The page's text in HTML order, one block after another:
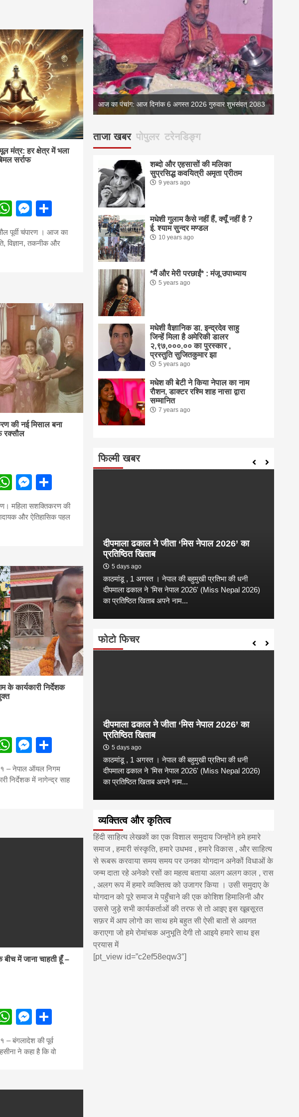
मंत्र: हर क्षेत्र में भला
सर्राफ
WhatsApp
Messenger
पूर्वी चंपारण । आज का
विज्ञान, तकनीक और
की नई मिसाल बना
रक्सौल
WhatsApp
Messenger
महिला सशक्तिकरण की
और ऐतिहासिक पहल
के कार्यकारी निर्देशक
WhatsApp
Messenger
– नेपाल ऑयल निगम
निर्देशक में नागेन्द्र साह
में जाना चाहती हूँ –
WhatsApp
Messenger
– बंगलादेश की पूर्व
ने कहा है कि वो
2026 गुरुवार शुभसंवत् 2083 आज का पंचांग: आज दिनांक 5 अगस्त 2026 बुधवार शुभसंवत् 2083
ताजा खबर पोपुलर टरेनडिङ्ग
शब्दो और एहसासों की मलिका
सुप्रसिद्ध कवयित्री अमृता प्रीतम
9 years ago
मधेशी गुलाम कैसे नहीं हैं, क्यूँ नहीं है ?
ई. श्याम सुन्दर मण्डल
10 years ago
*मैं और मेरी परछाईं* : मंजू उपाध्याय
5 years ago
मधेशी वैज्ञानिक डा. इन्द्रदेव साहु
जिन्हें मिला है अमेरिकी डालर
२,९७,०००.०० का पुरस्कार ,
प्रस्तुति सुजितकुमार झा
5 years ago
मधेश की बेटी ने किया नेपाल का नाम
राैशन, डाक्टर रश्मि शाह नासा द्वारा
सम्मानित
7 years ago
फिल्मी खबर
नम्बर ३ में प्रतिनिधिसभा
दे चुकी रेणु दाहाल ने कहा है
दीपमाला ढकाल ने जीता ‘मिस नेपाल 2026’ का
प्रतिष्ठित खिताब
5 days ago
काठमांडू , 1 अगस्त । नेपाल की बहुमुखी प्रतिभा की धनी
दीपमाला ढकाल ने 'मिस नेपाल 2026' (Miss Nepal 2026)
का प्रतिष्ठित खिताब अपने नाम...
फोटो फिचर
सहित)
के प्रांगण में धनुष यज्ञ
में राजा विदेह...
दीपमाला ढकाल ने जीता ‘मिस नेपाल 2026’ का
प्रतिष्ठित खिताब
5 days ago
काठमांडू , 1 अगस्त । नेपाल की बहुमुखी प्रतिभा की धनी
दीपमाला ढकाल ने 'मिस नेपाल 2026' (Miss Nepal 2026)
का प्रतिष्ठित खिताब अपने नाम...
व्यक्तित्व और कृतित्व
हिंदी साहित्य लेखकों का एक विशाल समुदाय जिन्होंने हमे हमारे
समाज , हमारी संस्कृति, हमारे उधभव , हमारे विकास , और साहित्य
से रूबरू करवाया समय समय पर उनका योगदान अनेकों विधाओं के
जन्म दाता रहे अनेको रसों का महत्व बताया अलग अलग काल , रास
, अलग रूप में हमारे व्यक्तित्व को उजागर किया । उसी समुदाए के
योगदान को पूरे समाज मे पहुँचाने की एक कोशिश हिमालिनी और
उससे जुड़े सभी कार्यकर्ताओं की तरफ से तो आइए इस खूबसूरत
सफ़र में आप लोगो का साथ हमे बहुत सी ऐसी बातों से अवगत
कराएगा जो हमे रोमांचक अनुभूति देगी तो आइये हमारे साथ इस
प्रयास में
[pt_view id=”c2ef58eqw3″]